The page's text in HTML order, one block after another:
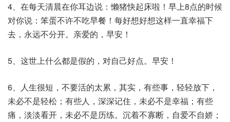
4、在每天清晨在你耳边说：懒猪快起床啦！早上8点的时候
对你说：笨蛋不许不吃早餐！每好想好想这样一直幸福下
去，永远不分开。亲爱的，早安！
5、这世上什么都是假的，对自己好点。早安！
6、人生很短，不要活的太累，其实，有些事，轻轻放下，
未必不是轻松；有些人，深深记住，未必不是幸福；有些
痛，淡淡看开，未必不是历练。沉着不寡断，自爱不自娇；